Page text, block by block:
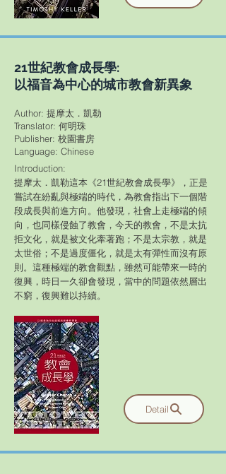
21世紀教會成長學:
以福音為中心的城市教會新異象
Author: 提摩太．凱勒
Translator: 何明珠
Publisher: 校園書房
​Language: Chinese
Introduction:
提摩太．凱勒這本《21世紀教會成長學》，正是
嘗試在紛亂與極端的時代，為教會指出下一個階
段成長與前進方向。他發現，社會上走極端的傾
向，也同樣侵蝕了教會，今天的教會，不是太抗
拒文化，就是被文化牽著跑；不是太宗教，就是
太世俗；不是過度僵化，就是太有彈性而沒有原
則。這種極端的教會觀點，雖然可能帶來一時的
復興，時日一久卻會發現，當中的問題依然層出
不窮，復興難以持續。
Detail